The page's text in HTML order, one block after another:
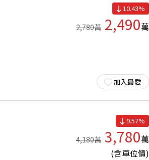
10.43%
2,780萬 2,490萬
加入最愛
9.57%
4,180萬 3,780萬
(含車位價)